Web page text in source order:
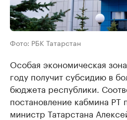
Фото: РБК Татарстан
Особая экономическая
году получит субсидию в
бюджета республики.
постановление кабмина РТ
министр Татарстана